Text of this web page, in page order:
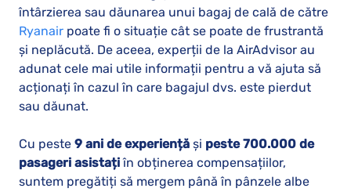
întârzierea sau dăunarea unui bagaj de cală de către
Ryanair poate fi o situație cât se poate de frustrantă
și neplăcută. De aceea, experții de la AirAdvisor au
adunat cele mai utile informații pentru a vă ajuta să
acționați în cazul în care bagajul dvs. este pierdut
sau dăunat.
Cu peste 9 ani de experiență și peste 700.000 de
pasageri asistațiîn obținerea compensațiilor,
suntem pregătiți să mergem până în pânzele albe